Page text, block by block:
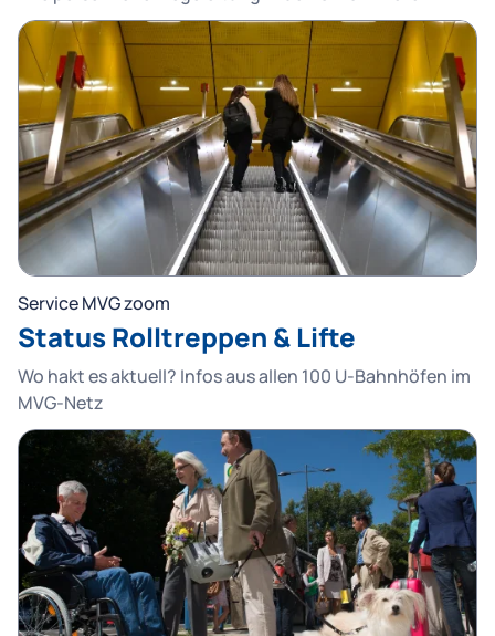
Service MVG zoom
Status Rolltreppen & Lifte
Wo hakt es aktuell? Infos aus allen 100 U-Bahnhöfen im
MVG-Netz